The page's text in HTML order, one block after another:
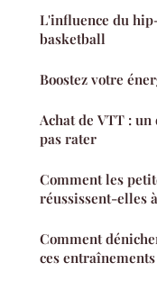
L'influence du
basketball
Boostez votre
Achat de VTT : un
pas rater
Comment les
réussissent-elles
Comment
ces entraînements